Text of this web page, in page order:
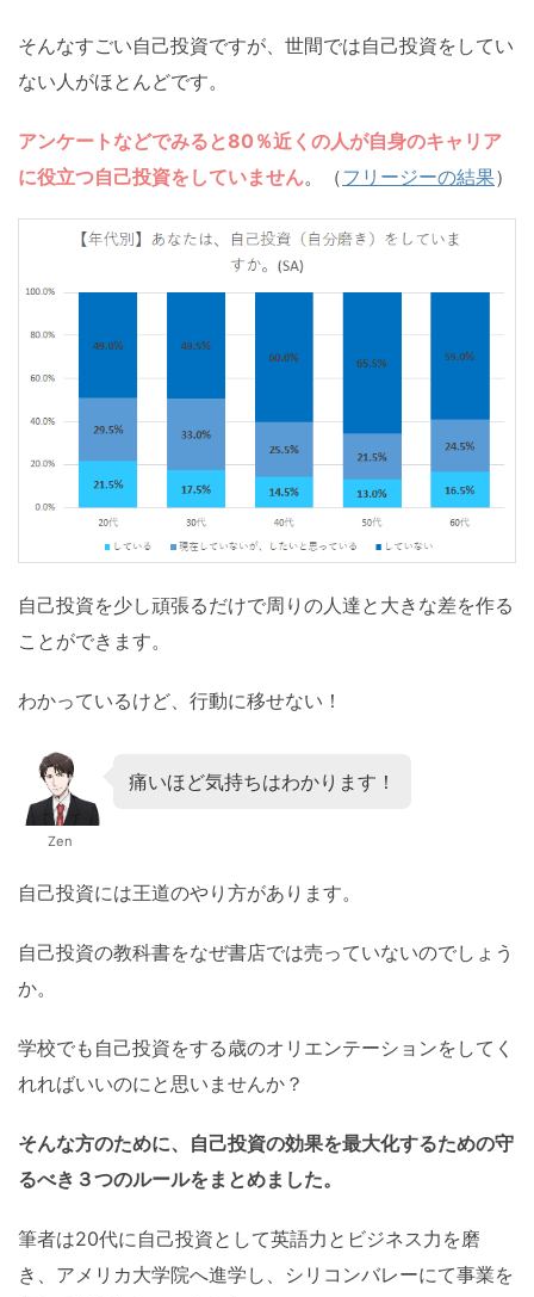
そんなすごい自己投資ですが、世間では自己投資をしてい
ない人がほとんどです。
アンケートなどでみると80％近くの人が自身のキャリア
に役立つ自己投資をしていません。（フリージーの結果）
自己投資を少し頑張るだけで周りの人達と大きな差を作る
ことができます。
わかっているけど、行動に移せない！
Zen
痛いほど気持ちはわかります！
自己投資には王道のやり方があります。
自己投資の教科書をなぜ書店では売っていないのでしょう
か。
学校でも自己投資をする歳のオリエンテーションをしてく
れればいいのにと思いませんか？
そんな方のために、自己投資の効果を最大化するための守
るべき３つのルールをまとめました。
筆者は20代に自己投資として英語力とビジネス力を磨
き、アメリカ大学院へ進学し、シリコンバレーにて事業を